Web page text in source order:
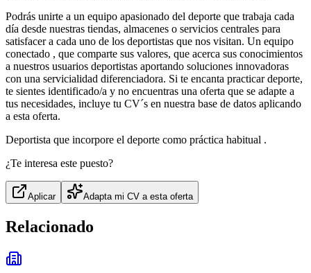
Podrás unirte a un equipo apasionado del deporte que trabaja cada
día desde nuestras tiendas, almacenes o servicios centrales para
satisfacer a cada uno de los deportistas que nos visitan. Un equipo
conectado , que comparte sus valores, que acerca sus conocimientos
a nuestros usuarios deportistas aportando soluciones innovadoras
con una servicialidad diferenciadora. Si te encanta practicar deporte,
te sientes identificado/a y no encuentras una oferta que se adapte a
tus necesidades, incluye tu CV´s en nuestra base de datos aplicando
a esta oferta.
Deportista que incorpore el deporte como práctica habitual .
¿Te interesa este puesto?
Aplicar Adapta mi CV a esta oferta
Relacionado